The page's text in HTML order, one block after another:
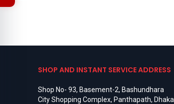
Asus ROG Phone 3
Asus ROG Phone 5s Pro3
Asus Rog Phone 7
Asus ROG Phone 8 3
SHOP AND INSTANT SERVICE ADDRESS
Shop No- 93, Basement-2, Bashundhara
City Shopping Complex, Panthapath, Dhaka